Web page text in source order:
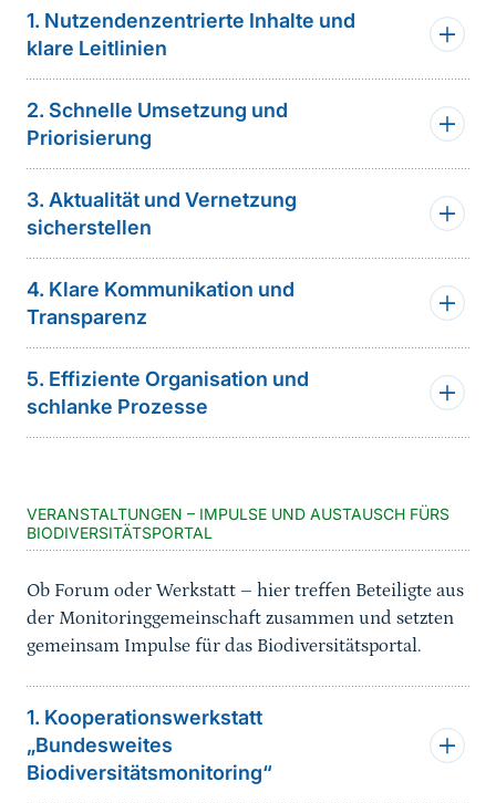
1. Nutzendenzentrierte Inhalte und
klare Leitlinien
2. Schnelle Umsetzung und
Priorisierung
3. Aktualität und Vernetzung
sicherstellen
4. Klare Kommunikation und
Transparenz
5. Effiziente Organisation und
schlanke Prozesse
VERANSTALTUNGEN – IMPULSE UND AUSTAUSCH FÜRS
BIODIVERSITÄTSPORTAL
Ob Forum oder Werkstatt – hier treffen Beteiligte aus
der Monitoringgemeinschaft zusammen und setzten
gemeinsam Impulse für das Biodiversitätsportal.
1. Kooperationswerkstatt
„Bundesweites
Biodiversitätsmonitoring“